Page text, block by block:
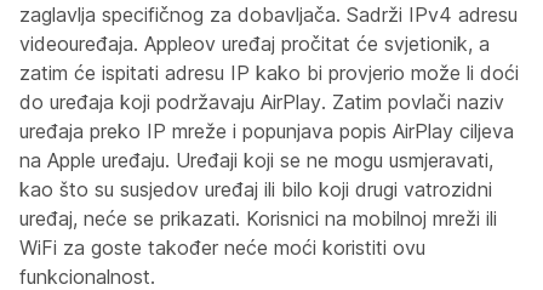
zaglavlja specifičnog za dobavljača. Sadrži IPv4 adresu
videouređaja. Appleov uređaj pročitat će svjetionik, a
zatim će ispitati adresu IP kako bi provjerio može li doći
do uređaja koji podržavaju AirPlay. Zatim povlači naziv
uređaja preko IP mreže i popunjava popis AirPlay ciljeva
na Apple uređaju. Uređaji koji se ne mogu usmjeravati,
kao što su susjedov uređaj ili bilo koji drugi vatrozidni
uređaj, neće se prikazati. Korisnici na mobilnoj mreži ili
WiFi za goste također neće moći koristiti ovu
funkcionalnost.